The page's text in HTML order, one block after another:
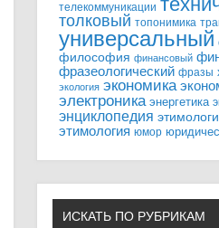
телекоммуникации
толковый топонимика
универсальный
философия финансовый
фразеологический фразы
экология экономика
электроника энергетика
энциклопедия
этимология юмор
ИСКАТЬ ПО РУБРИКАМ